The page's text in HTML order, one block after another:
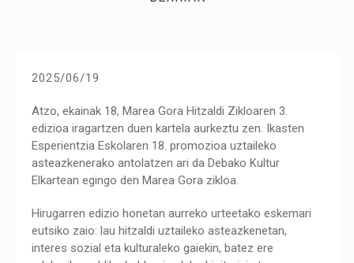
2025/06/19
Atzo, ekainak 18, Marea Gora Hitzaldi Zikloaren 3.
edizioa iragartzen duen kartela aurkeztu zen. Ikasten
Esperientzia Eskolaren 18. promozioa uztaileko
asteazkenerako antolatzen ari da Debako Kultur
Elkartean egingo den Marea Gora zikloa.
Hirugarren edizio honetan aurreko urteetako eskemari
eutsiko zaio: lau hitzaldi uztaileko asteazkenetan,
interes sozial eta kulturaleko gaiekin, batez ere